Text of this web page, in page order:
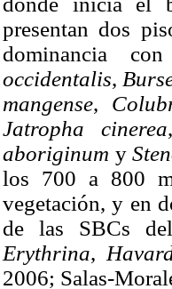
presentan dos
dominancia
occidentalis,
mangense,
Jatropha cinerea
aboriginum y
los 700 a 800
vegetación, y en
de las SBCs
Erythrina,
2006; Salas-